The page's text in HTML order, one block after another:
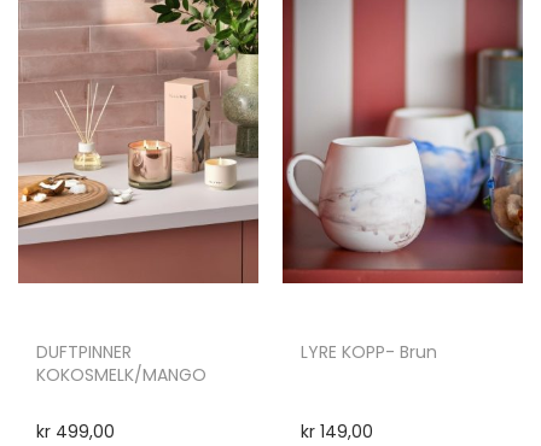
DUFTPINNER
KOKOSMELK/MANGO
kr 499,00
LYRE KOPP- Brun
kr 149,00